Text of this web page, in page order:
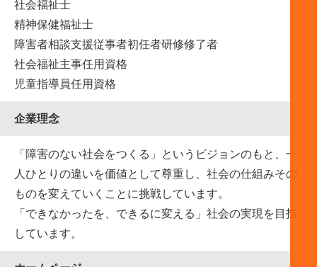
社会福祉士
精神保健福祉士
障害者相談支援従事者初任者研修修了者
社会福祉主事任用資格
児童指導員任用資格
企業理念
「障害のない社会をつくる」というビジョンのもと、一
人ひとりの違いを価値として尊重し、社会の仕組みその
ものを変えていくことに挑戦しています。
「できなかったを、できるに変える」社会の実現を目指
しています。